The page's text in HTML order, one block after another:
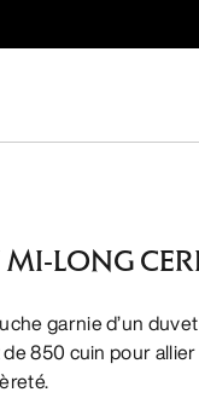
LONG
garnie d’un duvet
850 cuin pour